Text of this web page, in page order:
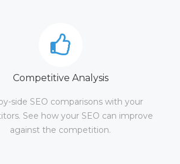
Competitive Analysis
side SEO comparisons with your
See how your SEO can improve
against the competition.